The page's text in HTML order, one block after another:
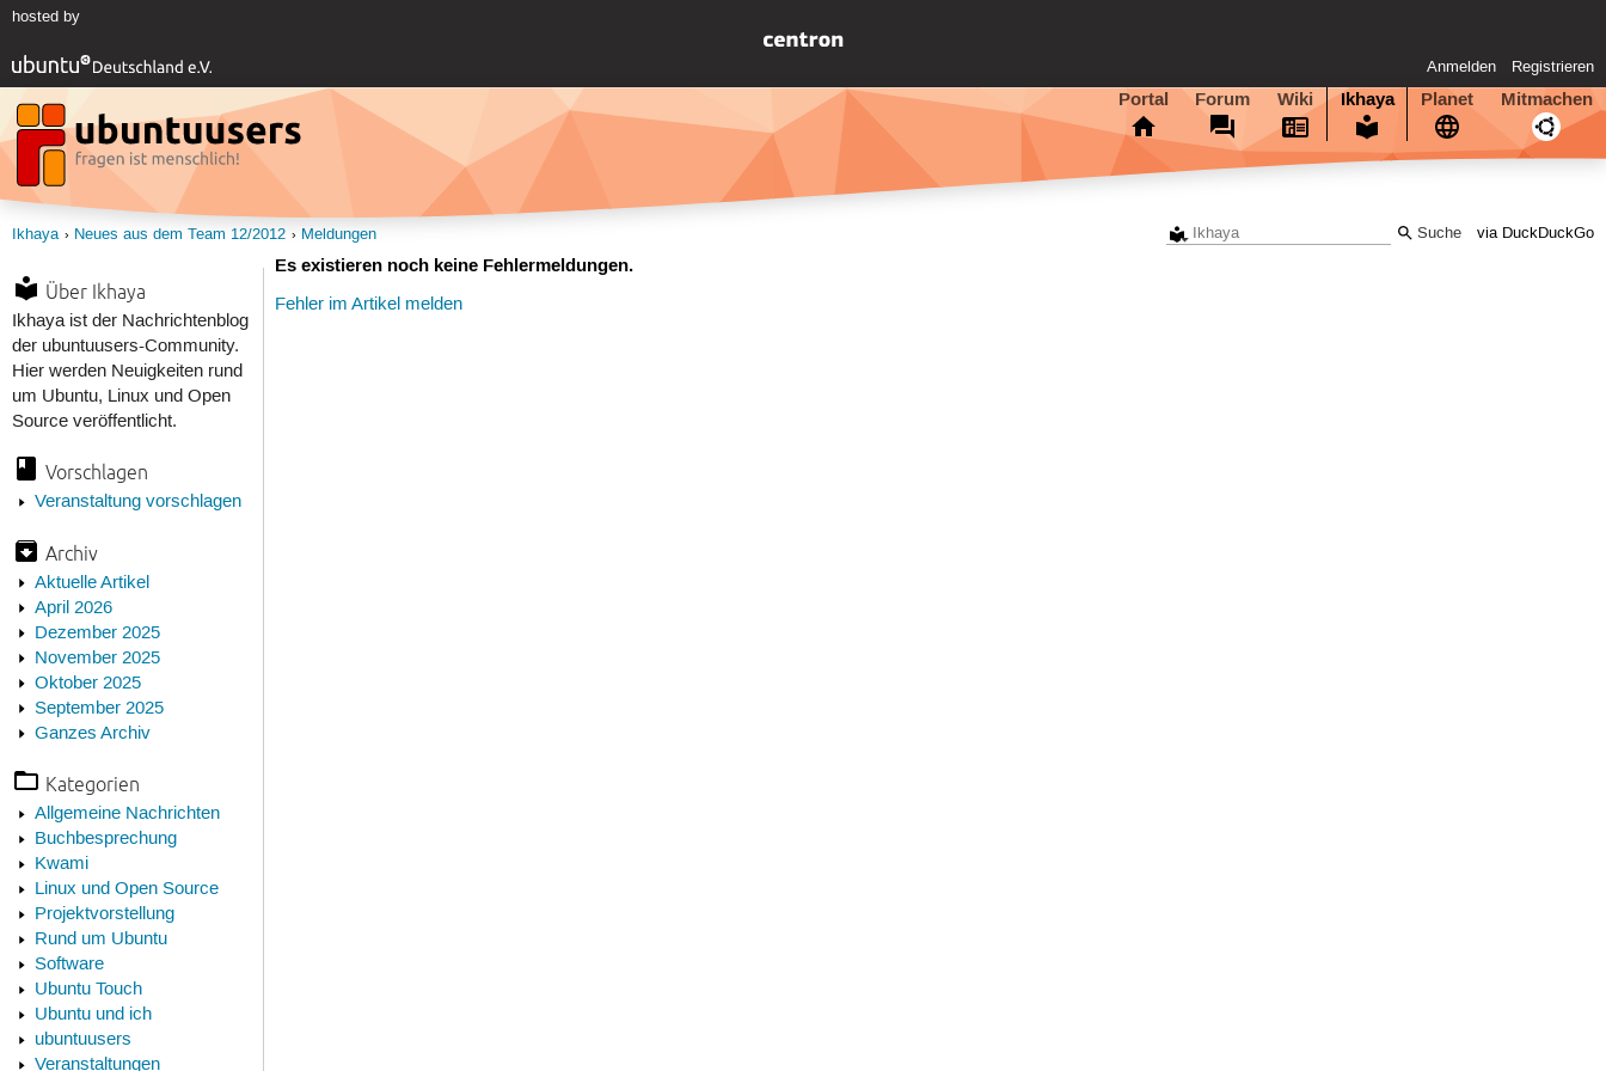
hosted by
Anmelden Registrieren
Portal Forum Wiki Ikhaya Planet Mitmachen
via DuckDuckGo
Ikhaya Neues aus dem Team 12/2012 Meldungen
Über Ikhaya
Ikhaya ist der Nachrichtenblog
der ubuntuusers-Community.
Hier werden Neuigkeiten rund
um Ubuntu, Linux und Open
Source veröffentlicht.
Vorschlagen
Veranstaltung vorschlagen
Archiv
Aktuelle Artikel
April 2026
Dezember 2025
November 2025
Oktober 2025
September 2025
Ganzes Archiv
Kategorien
Allgemeine Nachrichten
Buchbesprechung
Kwami
Linux und Open Source
Projektvorstellung
Rund um Ubuntu
Software
Ubuntu Touch
Ubuntu und ich
ubuntuusers
Veranstaltungen
Es existieren noch keine Fehlermeldungen.
Fehler im Artikel melden